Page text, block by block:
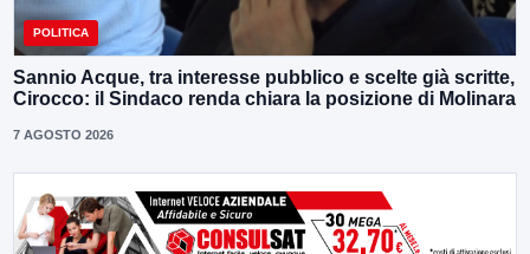
POLITICA
Sannio Acque, tra interesse pubblico e scelte già scritte,
Cirocco: il Sindaco renda chiara la posizione di Molinara
7 AGOSTO 2026